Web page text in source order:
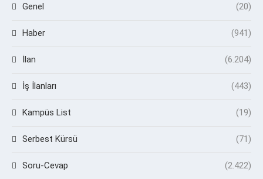
Genel (20)
Haber (941)
İlan (6.204)
İş İlanları (443)
Kampüs List (19)
Serbest Kürsü (71)
Soru-Cevap (2.422)